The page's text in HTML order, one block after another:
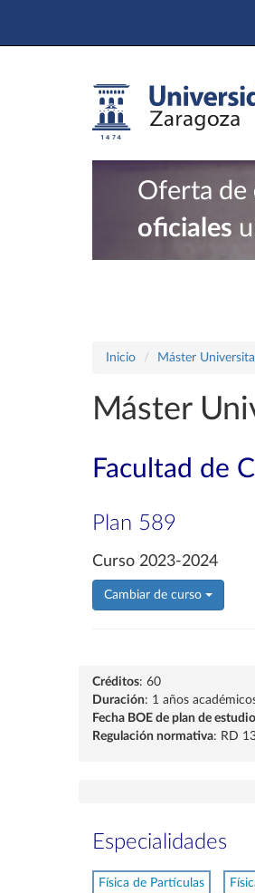
Oferta de
oficiales
Inicio Máster
Máster
Facultad de
Plan 589
Curso 2023-2024
Cambiar de curso
Créditos: 60
Duración: 1 años
Fecha BOE de plan de
Regulación normativa: RD
Especialidades
Física de Partículas